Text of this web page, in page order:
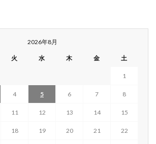
2026年8月
火 水 木 金 土
1
4 5 6 7 8
11 12 13 14 15
18 19 20 21 22